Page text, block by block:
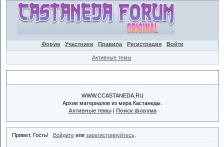
Форум Участники Правила Регистрация Войти
Активные темы
WWW.CCASTANEDA.RU
Архив материалов из мира Кастанеды.
Активные темы| Поиск форума
Привет, Гость! Войдитеили зарегистрируйтесь.